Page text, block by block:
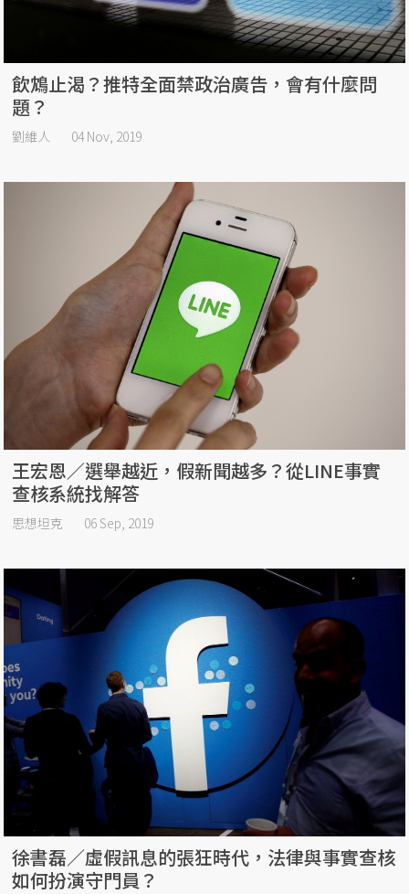
飲鴆止渴？推特全面禁政治廣告，會有什麼問
題？
劉維人 04 Nov, 2019
王宏恩／選舉越近，假新聞越多？從LINE事實
查核系統找解答
思想坦克 06 Sep, 2019
徐書磊／虛假訊息的張狂時代，法律與事實查核
如何扮演守門員？